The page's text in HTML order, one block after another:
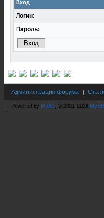
Вход
Логин:
Пароль:
Администрация форума |
Powered by MyBB , © 2001-2026